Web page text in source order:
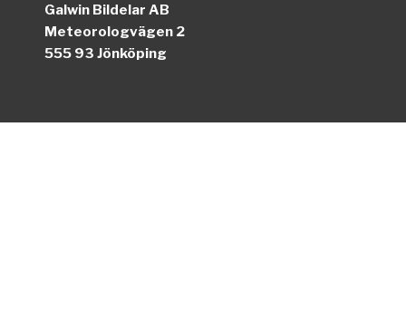
Galwin Bildelar AB
Meteorologvägen 2
555 93 Jönköping